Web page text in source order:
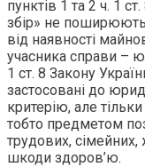
пунктів 1 та 2 ч. 1
збір» не
від наявності
учасника справи –
1 ст. 8 Закону
застосовані до
критерію, але
тобто предметом
трудових,
шкоди здоров’ю.